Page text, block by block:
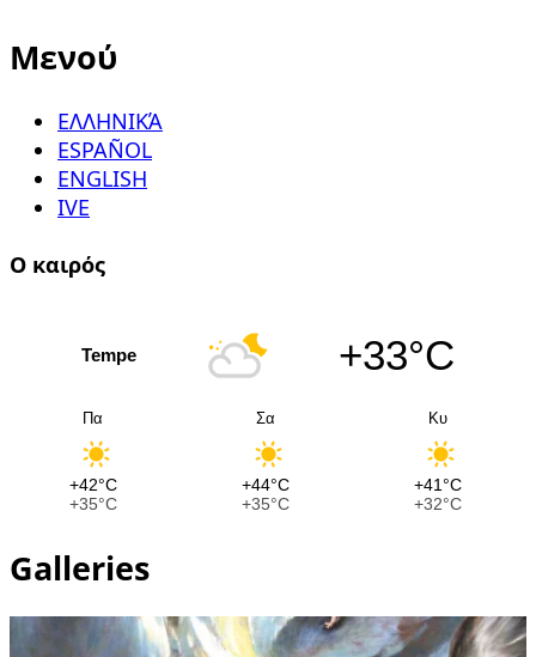
Μενού
ΕΛΛΗΝΙΚΆ
ESPAÑOL
ENGLISH
IVE
Ο καιρός
Tempe +33°C
Πα
+42°C
+35°C
Σα
+44°C
+35°C
Κυ
+41°C
+32°C
Galleries